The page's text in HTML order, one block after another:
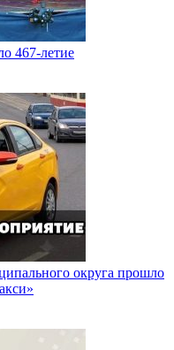
467-летие
округа прошло